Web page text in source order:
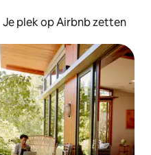
Je plek op Airbnb zetten